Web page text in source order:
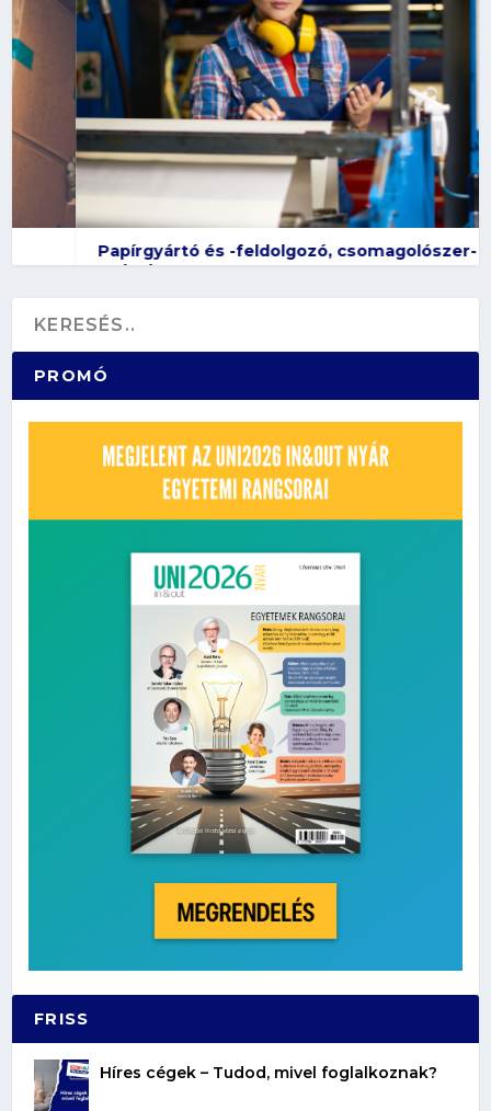
Papírgyártó és -feldolgozó, csomagolószer-
gyártó
PROMÓ
FRISS
Híres cégek – Tudod, mivel foglalkoznak?